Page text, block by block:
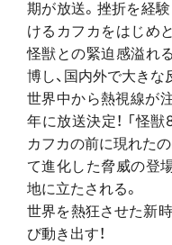
期が放送。挫折を経
けるカフカをはじめ
怪獣との緊迫感溢れ
博し、国内外で大きな
世界中から熱視線が
年に放送決定！ 「怪
カフカの前に現れた
て進化した脅威の登
地に立たされる。
世界を熱狂させた新
び動き出す！